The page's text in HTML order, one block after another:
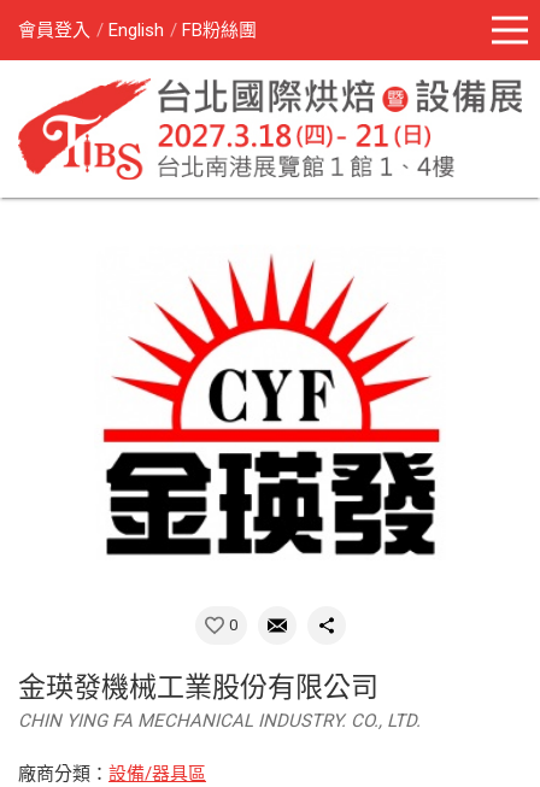
會員登入 English FB粉絲團
0
金瑛發機械工業股份有限公司
CHIN YING FA MECHANICAL INDUSTRY. CO., LTD.
廠商分類： 設備/器具區